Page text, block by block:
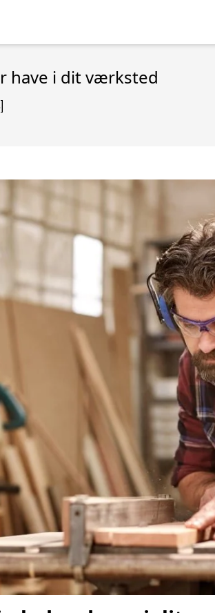
have i dit værksted